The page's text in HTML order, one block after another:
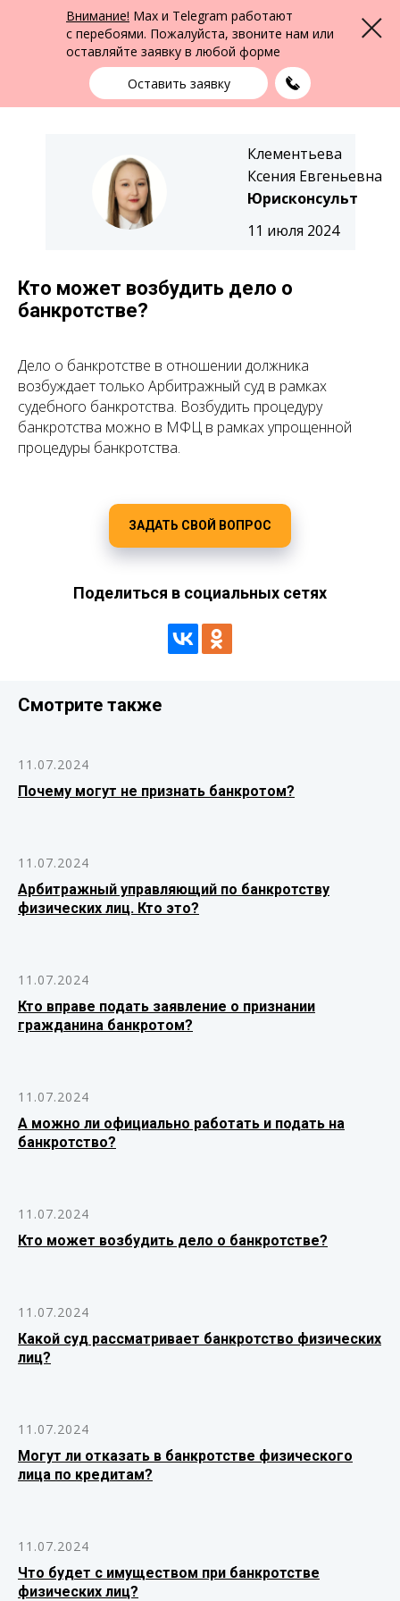
Внимание! Max и Telegram работают
с перебоями. Пожалуйста, звоните нам или
оставляйте заявку в любой форме
Оставить заявку
Меню
Юридическая помощь в Екатеринбурге
ФПК Альтернатива
Екатеринбург
выбрать город
+7 (343) 363-91-89
11 июля 2024
Клементьева
Ксения Евгеньевна
Юрисконсульт
Кто может возбудить дело о
банкротстве?
Дело о банкротстве в отношении должника
возбуждает только Арбитражный суд в рамках
судебного банкротства. Возбудить процедуру
банкротства можно в МФЦ в рамках упрощенной
процедуры банкротства.
ЗАДАТЬ СВОЙ ВОПРОС
Поделиться в социальных сетях
Смотрите также
11.07.2024
Почему могут не признать банкротом?
11.07.2024
Арбитражный управляющий по банкротству
физических лиц. Кто это?
11.07.2024
Кто вправе подать заявление о признании
гражданина банкротом?
11.07.2024
А можно ли официально работать и подать на
банкротство?
11.07.2024
Кто может возбудить дело о банкротстве?
11.07.2024
Какой суд рассматривает банкротство физических
лиц?
11.07.2024
Могут ли отказать в банкротстве физического
лица по кредитам?
11.07.2024
Что будет с имуществом при банкротстве
физических лиц?